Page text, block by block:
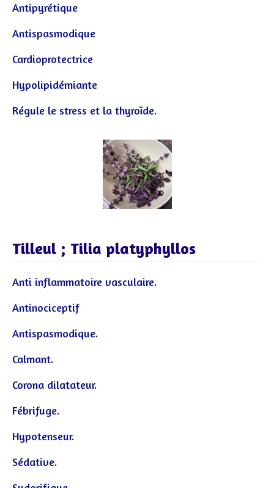
Antipyrétique
Antispasmodique
Cardioprotectrice
Hypolipidémiante
Régule le stress et la thyroïde.
Tilleul ; Tilia platyphyllos
Anti inflammatoire vasculaire.
Antinociceptif
Antispasmodique.
Calmant.
Corona dilatateur.
Fébrifuge.
Hypotenseur.
Sédative.